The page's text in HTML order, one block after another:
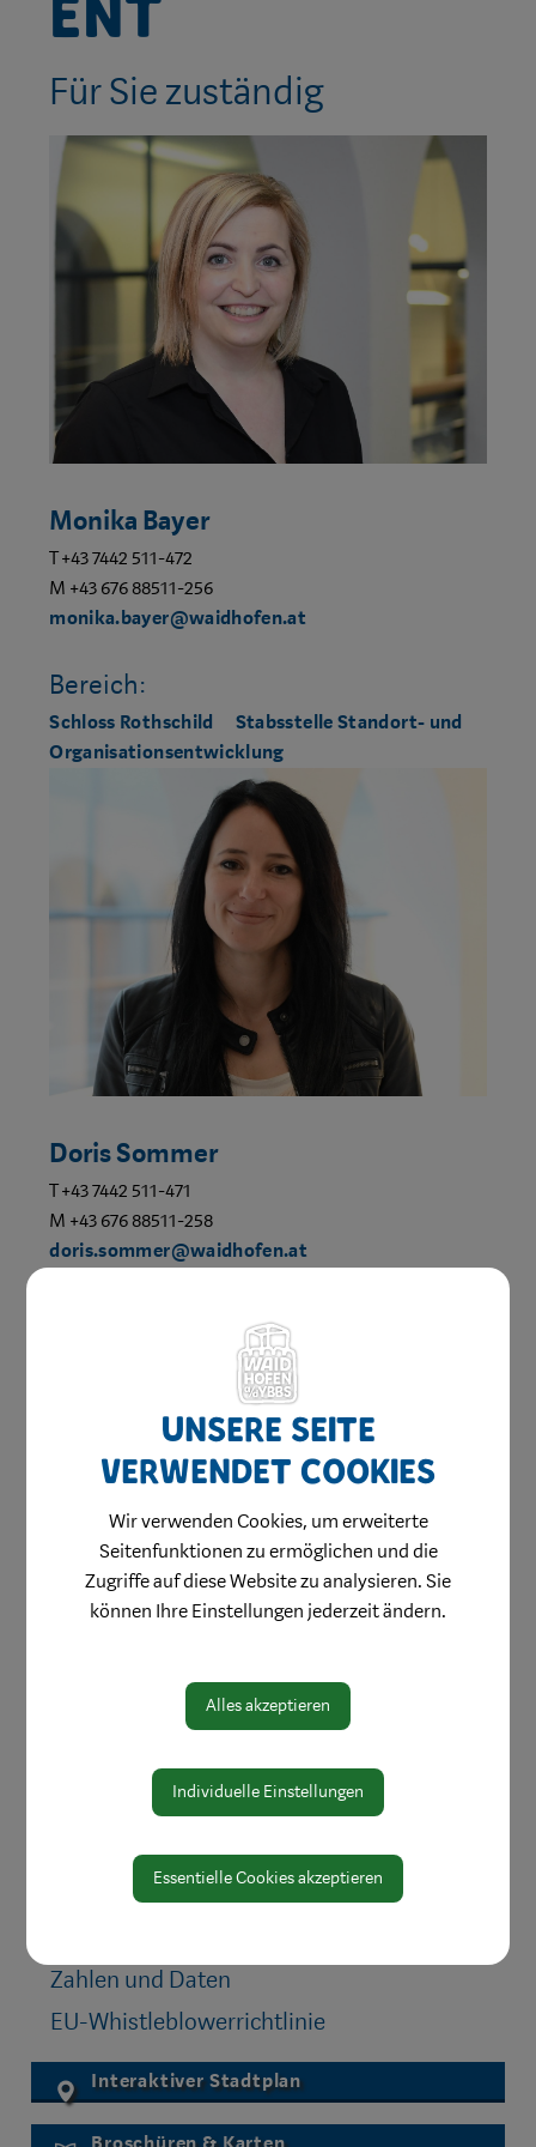
Für Sie zuständig
Monika Bayer
T +43 7442 511-472
M +43 676 88511-256
monika.bayer@waidhofen.at
Bereich:
Schloss Rothschild
Stabsstelle Standort- und
Organisationsentwicklung
Doris Sommer
T +43 7442 511-471
M +43 676 88511-258
doris.sommer@waidhofen.at
Stabsstelle Standort- und
Organisationsentwicklung
Online Formulare
MitarbeiterInnen
Digitale Amtstafel
Öffnungszeiten
Protokolle & Publikationen
Zahlen und Daten
EU-Whistleblowerrichtlinie
Interaktiver Stadtplan
Unsere Seite
verwendet Cookies
Wir verwenden Cookies, um erweiterte
Seitenfunktionen zu ermöglichen und die
Zugriffe auf diese Website zu analysieren. Sie
können Ihre Einstellungen jederzeit ändern.
Alles akzeptieren
Individuelle Einstellungen
Essentielle Cookies akzeptieren